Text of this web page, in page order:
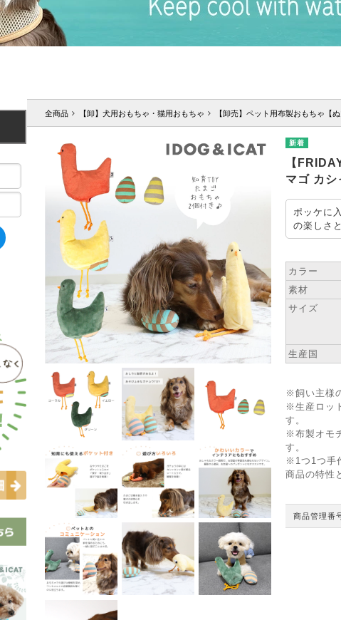
全商品 【卸】犬用おもちゃ・猫用おもちゃ 【卸売】ペット用布製おもちゃ【ぬ
【
マゴ カシ
ポッケに
の楽しさ
カラー
素材
サイズ
生産国
※飼い主様
※生産ロッ
す。
※布製オモ
す。
※1つ1つ手
商品の特性
商品管理番